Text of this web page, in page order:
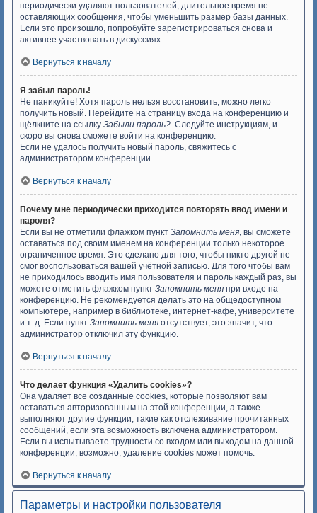
периодически удаляют пользователей, длительное время не
оставляющих сообщения, чтобы уменьшить размер базы данных.
Если это произошло, попробуйте зарегистрироваться снова и
активнее участвовать в дискуссиях.
Вернуться к началу
Я забыл пароль!
Не паникуйте! Хотя пароль нельзя восстановить, можно легко
получить новый. Перейдите на страницу входа на конференцию и
щёлкните на ссылку Забыли пароль?. Следуйте инструкциям, и
скоро вы снова сможете войти на конференцию.
Если не удалось получить новый пароль, свяжитесь с
администратором конференции.
Вернуться к началу
Почему мне периодически приходится повторять ввод имени и
пароля?
Если вы не отметили флажком пункт Запомнить меня, вы сможете
оставаться под своим именем на конференции только некоторое
ограниченное время. Это сделано для того, чтобы никто другой не
смог воспользоваться вашей учётной записью. Для того чтобы вам
не приходилось вводить имя пользователя и пароль каждый раз, вы
можете отметить флажком пункт Запомнить меня при входе на
конференцию. Не рекомендуется делать это на общедоступном
компьютере, например в библиотеке, интернет-кафе, университете
и т. д. Если пункт Запомнить меня отсутствует, это значит, что
администратор отключил эту функцию.
Вернуться к началу
Что делает функция «Удалить cookies»?
Она удаляет все созданные cookies, которые позволяют вам
оставаться авторизованным на этой конференции, а также
выполняют другие функции, такие как отслеживание прочитанных
сообщений, если эта возможность включена администратором.
Если вы испытываете трудности со входом или выходом на данной
конференции, возможно, удаление cookies может помочь.
Вернуться к началу
Параметры и настройки пользователя